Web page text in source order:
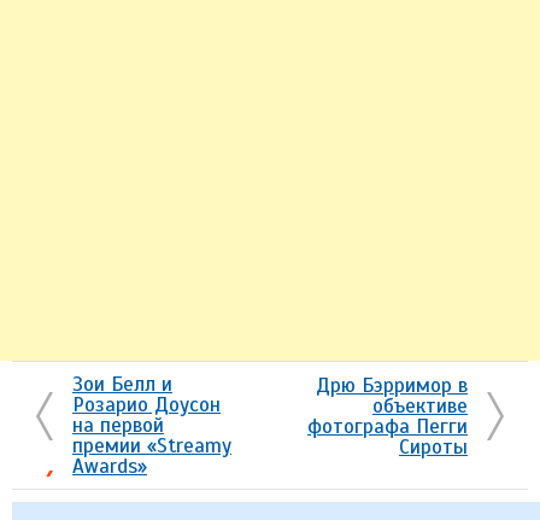
Зои Белл и
Розарио Доусон
на первой
премии «Streamy
Awards»
Дрю Бэрримор в
объективе
фотографа Пегги
Сироты